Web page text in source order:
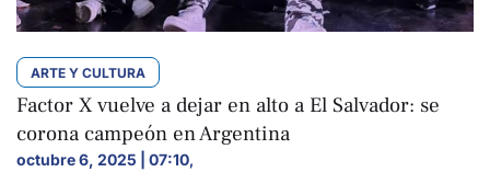
ARTE Y CULTURA
Factor X vuelve a dejar en alto a El Salvador: se
corona campeón en Argentina
octubre 6, 2025 | 07:10,